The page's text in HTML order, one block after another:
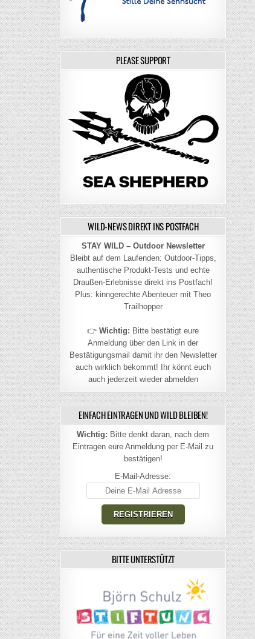
PLEASE SUPPORT
WILD-NEWS DIREKT INS POSTFACH
STAY WILD – Outdoor Newsletter
Bleibt auf dem Laufenden: Outdoor-Tipps,
authentische Produkt-Tests und echte
Draußen-Erlebnisse direkt ins Postfach!
Plus: kinngerechte Abenteuer mit Theo
Trailhopper
👉Wichtig: Bitte bestätigt eure
Anmeldung über den Link in der
Bestätigungsmail damit ihr den Newsletter
auch wirklich bekommt! Ihr könnt euch
auch jederzeit wieder abmelden
EINFACH EINTRAGEN UND WILD BLEIBEN!
Wichtig: Bitte denkt daran, nach dem
Eintragen eure Anmeldung per E-Mail zu
bestätigen!
E-Mail-Adresse:
BITTE UNTERSTÜTZT